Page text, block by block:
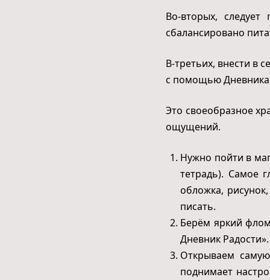
Во-вторых,
сбалансировано
В-третьих, внести в
с помощью Дневника
Это своеобразное
ощущений.
Нужно пойти в
тетрадь). Самое
обложка,
писать.
Берём яркий
Дневник Радости».
Открываем
поднимает